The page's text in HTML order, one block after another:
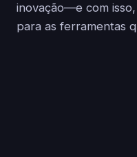
inovação—e com
para as ferramentas